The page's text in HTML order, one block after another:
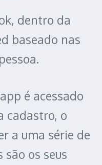
dentro da
baseado nas
é acessado
cadastro, o
a uma série de
os seus